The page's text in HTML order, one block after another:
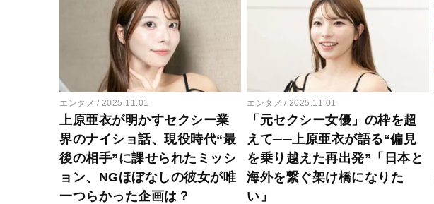
エンタメ 2025.11.01
上原亜衣が明かすセクシー業
界のナイショ話、現役時代“最
後の相手”に課せられたミッシ
ョン、NGほぼなしの彼女が唯
一つらかった企画は？
エンタメ 2025.11.01
「元セクシー女優」の枠を超
えて──上原亜衣が語る“偏見
を乗り越えた再出発”「日本と
海外を繋ぐ架け橋になりた
い」